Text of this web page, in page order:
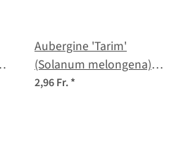
Aubergine 'Tarim'
(Solanum melongena)
Bio-Saatgut
2,96 Fr.*